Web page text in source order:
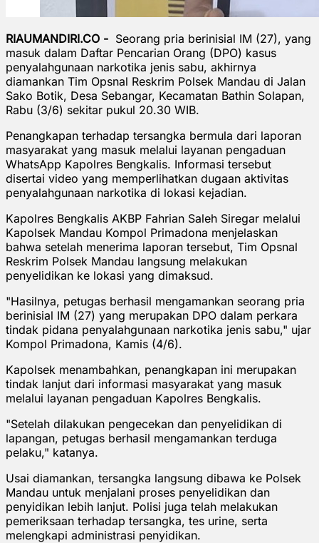
RIAUMANDIRI.CO - Seorang pria berinisial IM (27), yang
masuk dalam Daftar Pencarian Orang (DPO) kasus
penyalahgunaan narkotika jenis sabu, akhirnya
diamankan Tim Opsnal Reskrim Polsek Mandau di Jalan
Sako Botik, Desa Sebangar, Kecamatan Bathin Solapan,
Rabu (3/6) sekitar pukul 20.30 WIB.
Penangkapan terhadap tersangka bermula dari laporan
masyarakat yang masuk melalui layanan pengaduan
WhatsApp Kapolres Bengkalis. Informasi tersebut
disertai video yang memperlihatkan dugaan aktivitas
penyalahgunaan narkotika di lokasi kejadian.
Kapolres Bengkalis AKBP Fahrian Saleh Siregar melalui
Kapolsek Mandau Kompol Primadona menjelaskan
bahwa setelah menerima laporan tersebut, Tim Opsnal
Reskrim Polsek Mandau langsung melakukan
penyelidikan ke lokasi yang dimaksud.
"Hasilnya, petugas berhasil mengamankan seorang pria
berinisial IM (27) yang merupakan DPO dalam perkara
tindak pidana penyalahgunaan narkotika jenis sabu," ujar
Kompol Primadona, Kamis (4/6).
Kapolsek menambahkan, penangkapan ini merupakan
tindak lanjut dari informasi masyarakat yang masuk
melalui layanan pengaduan Kapolres Bengkalis.
"Setelah dilakukan pengecekan dan penyelidikan di
lapangan, petugas berhasil mengamankan terduga
pelaku," katanya.
Usai diamankan, tersangka langsung dibawa ke Polsek
Mandau untuk menjalani proses penyelidikan dan
penyidikan lebih lanjut. Polisi juga telah melakukan
pemeriksaan terhadap tersangka, tes urine, serta
melengkapi administrasi penyidikan.